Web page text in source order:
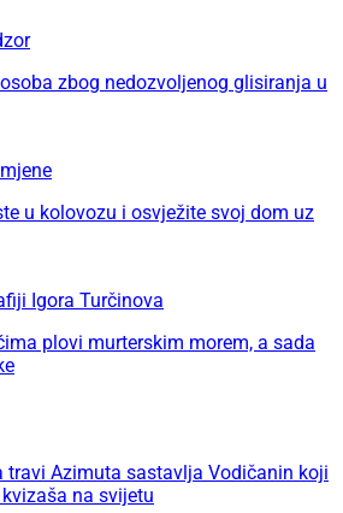
zbog nedozvoljenog glisiranja u
u kolovozu i osvježite svoj dom uz
Igora Turčinova
plovi murterskim morem, a sada
travi Azimuta sastavlja Vodičanin koji
na svijetu